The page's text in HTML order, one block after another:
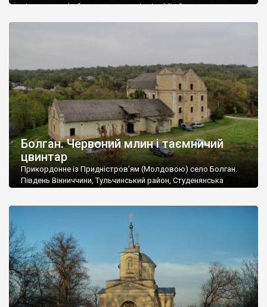
віднести до фабричних, польські епітафії… Загалом цвинтар
Болган. Червоний млин і таємничий
цвинтар
Прикордонне із Придністров’ям (Молдовою) село Болган.
Південь Вінниччини, Тульчинський район, Студенянська
старовинний цвинтар із кам’яними хрестами. Всі епітафії, які
збереглися, написані кирилицею, церковнослов’янською
мовою. За всіма традиційними ознаками – цвинтар
український. Хрести датуються 19 століттям. У 1924-1940
роках Болган […]